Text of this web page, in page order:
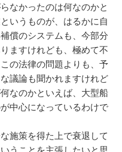
なかったのは何なのかと
いうものが、はるかに自
償のシステムも、今部分
ますけれども、極めて不
の法律の問題よりも、予
議論も聞かれますけれど
なのかといえば、大型船
中心になっているわけで
施策を得た上で衰退して